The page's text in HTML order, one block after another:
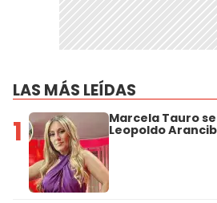
LAS MÁS LEÍDAS
1 Marcela Tauro
Leopoldo